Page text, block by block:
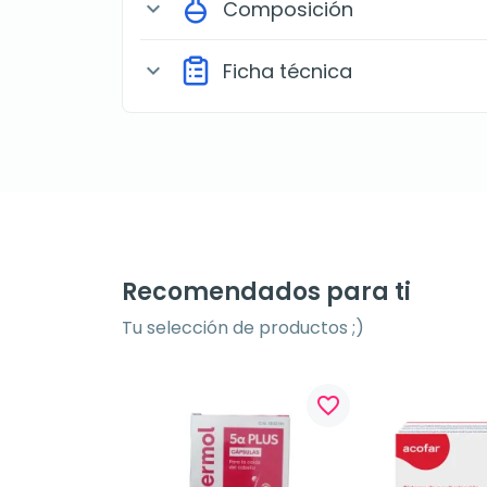
expand_more Composición
expand_more Ficha técnica
Recomendados para ti
Tu selección de productos ;)
favorite_border